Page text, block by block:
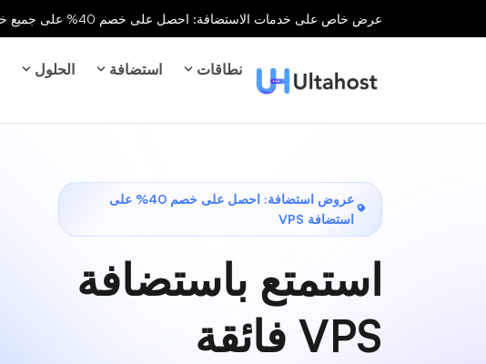
عرض خاص على خدمات الاستضافة: احصل على خصم 40% على جميع خدمات الاستضافة لفترة محدودة!
نطاقات استضافة الحلول
عروض استضافة: احصل على خصم 40% على
استضافة VPS
استمتع باستضافة
VPS فائقة